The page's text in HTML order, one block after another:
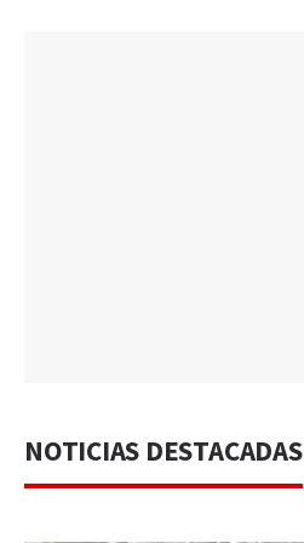
NOTICIAS DESTACADAS